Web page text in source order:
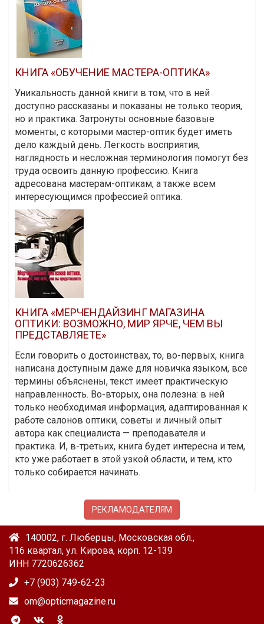
КНИГА «ОБУЧЕНИЕ МАСТЕРА-ОПТИКА»
Уникальность данной книги в том, что в ней
доступно рассказаны и показаны не только теория,
но и практика. Затронуты основные базовые
моменты, с которыми мастер-оптик будет иметь
дело каждый день. Легкость восприятия,
наглядность и несложная терминология помогут без
труда освоить данную профессию. Книга
адресована мастерам-оптикам, а также всем
интересующимся профессией оптика.
КНИГА «МЕРЧЕНДАЙЗИНГ МАГАЗИНА
ОПТИКИ: ВОЗМОЖНО, МИР ЯРЧЕ, ЧЕМ ВЫ
ПРЕДСТАВЛЯЕТЕ»
Если говорить о достоинствах, то, во-первых, книга
написана доступным даже для новичка языком, все
термины объяснены, текст имеет практическую
направленность. Во-вторых, она полезна: в ней
только необходимая информация, адаптированная к
работе салонов оптики, советы и личный опыт
автора как специалиста — преподавателя и
практика. И, в-третьих, книга будет интересна и тем,
кто уже работает в этой узкой области, и тем, кто
только собирается начинать.
РЕКЛАМОДАТЕЛЯМ
140002, г. Люберцы, Московская обл.,
116 квартал, ул. Кирова, корп. 12-139
ИНН 7720626362
+7 (903) 749-62-23
om@opticmagazine.ru